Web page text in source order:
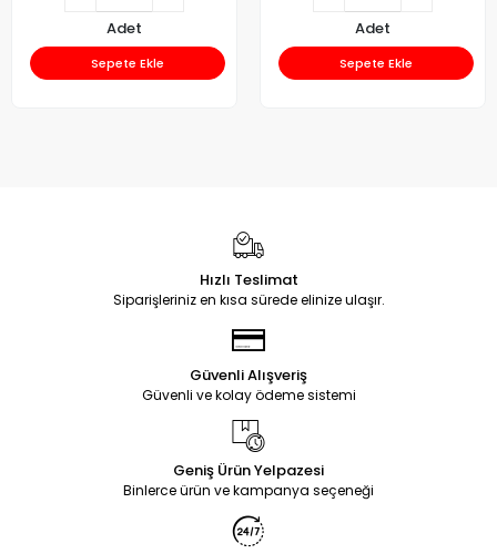
Adet
Sepete Ekle
Adet
Sepete Ekle
Hızlı Teslimat
Siparişleriniz en kısa sürede elinize ulaşır.
Güvenli Alışveriş
Güvenli ve kolay ödeme sistemi
Geniş Ürün Yelpazesi
Binlerce ürün ve kampanya seçeneği